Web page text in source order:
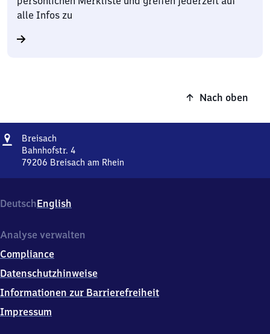
alle Infos zu
Nach oben
Adresse
Breisach
Bahnhofstr. 4
79206 Breisach am Rhein
4,
7
2
6
Breisach
Rhein
DeutschEnglish
Analyse verwalten
Compliance
Datenschutzhinweise
Informationen zur Barrierefreiheit
Impressum